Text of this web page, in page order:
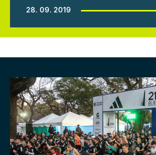
28. 09. 2019